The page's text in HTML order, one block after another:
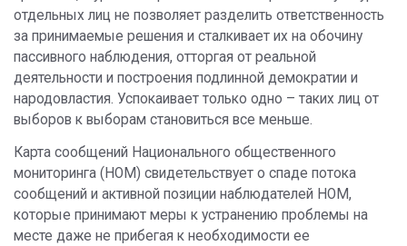
отдельных лиц не позволяет разделить ответственность
за принимаемые решения и сталкивает их на обочину
пассивного наблюдения, отторгая от реальной
деятельности и построения подлинной демократии и
народовластия. Успокаивает только одно – таких лиц от
выборов к выборам становиться все меньше.
Карта сообщений Национального общественного
мониторинга (НОМ) свидетельствует о спаде потока
сообщений и активной позиции наблюдателей НОМ,
которые принимают меры к устранению проблемы на
месте даже не прибегая к необходимости ее